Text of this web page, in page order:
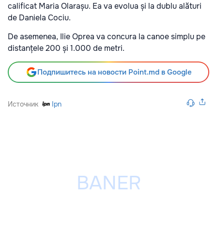
calificat Maria Olarașu. Ea va evolua și la dublu alături
de Daniela Cociu.
De asemenea, Ilie Oprea va concura la canoe simplu pe
distanțele 200 și 1.000 de metri.
Подпишитесь на новости Point.md в Google
Источник Ipn